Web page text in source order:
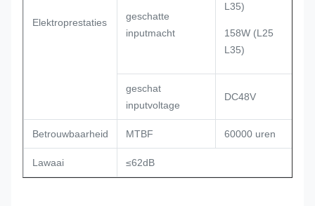
Elektroprestaties
geschatte
inputmacht
L35)
158W (L25
L35)
geschat
inputvoltage
DC48V
Betrouwbaarheid MTBF 60000 uren
Lawaai ≤62dB